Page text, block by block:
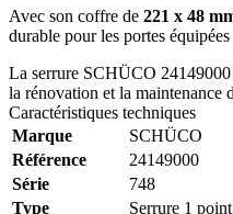
Avec son coffre de 221 x 48
durable pour les portes
La serrure SCHÜCO
la rénovation et la
Caractéristiques techniques
Marque
SCHÜCO
Référence
24149000
Série
748
Type
Serrure 1